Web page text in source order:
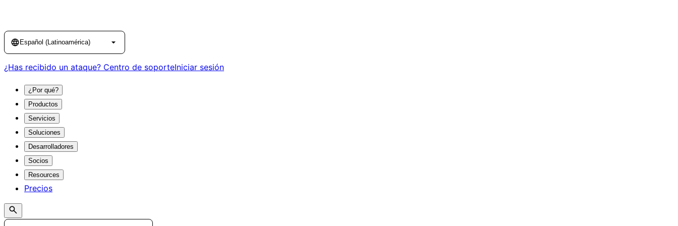
LanguageEspañol (Latinoamérica)
¿Has recibido un ataque? Centro de soporteIniciar sesión
¿Por qué?
Productos
Servicios
Soluciones
Desarrolladores
Socios
Resources
Precios